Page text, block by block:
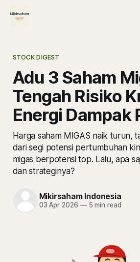
STOCK DIGEST
Adu 3 Saham
Tengah Risiko
Energi Dampak
Harga saham MIGAS naik turun,
dari segi potensi pertumbuhan
migas berpotensi top. Lalu, apa
dan strateginya?
Mikirsaham Indonesia
03 Apr 2026 —5 min read